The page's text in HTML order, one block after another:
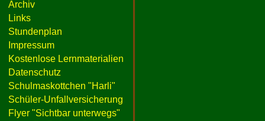
Archiv
Links
Stundenplan
Impressum
Kostenlose Lernmaterialien
Datenschutz
Schulmaskottchen "Harli"
Schüler-Unfallversicherung
Flyer "Sichtbar unterwegs"